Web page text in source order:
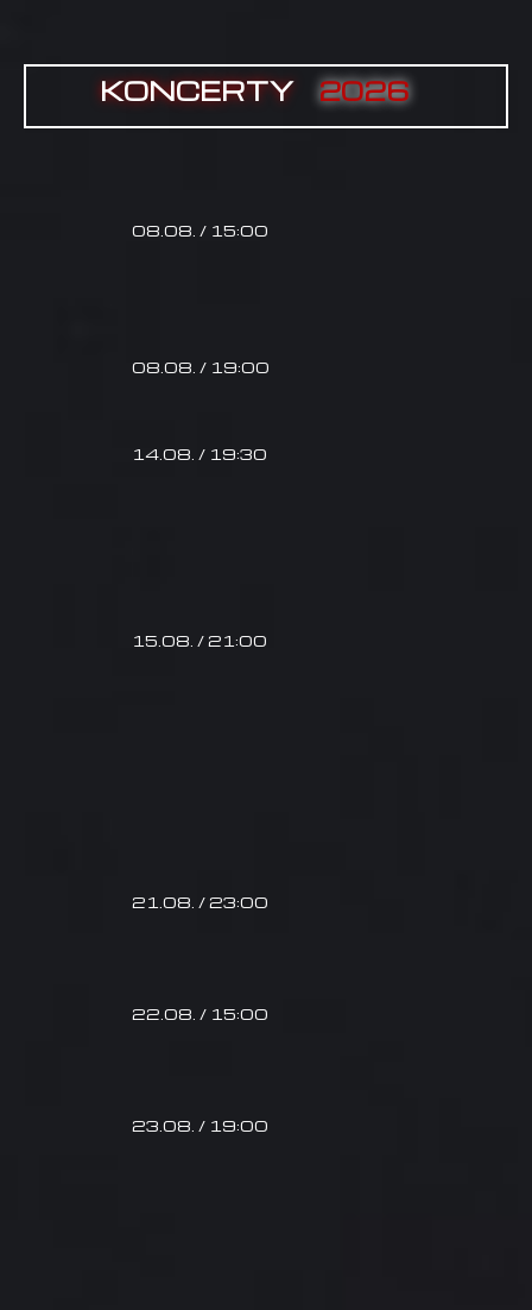
KONCERTY 2026
08.08. / 15:00
08.08. / 19:00
14.08. / 19:30
15.08. / 21:00
21.08. / 23:00
22.08. / 15:00
23.08. / 19:00